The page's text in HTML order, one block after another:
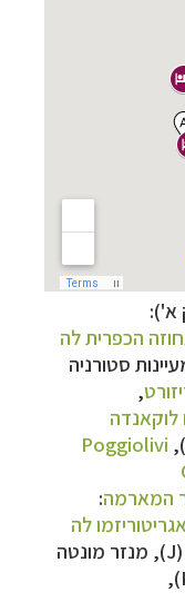
א'):
הכפרית לה
סטורניה
,
לוקאנדה
Poggiolivi
המארמה:
אגריטוריזמו לה
(J), מנזר
מונטה